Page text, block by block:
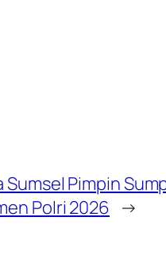
Sumsel Pimpin
Polri 2026 →